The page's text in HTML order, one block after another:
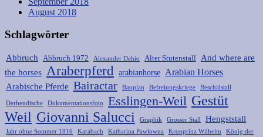
August 2018
Schlagwörter
Abbruch Abbruch 1972 Alexander Dehio Alter Stutenstall
And where are
the horses Araberpferd arabianhorse Arabian Horses
Arabische Pferde Bairactar Bauplan Befreiungskriege Beschälstall
Derbendische Dokumentationsfoto Esslingen-Weil Gestüt
Weil Giovanni Salucci Graphik Grosser Stall Hengststall
Jahr ohne Sommer 1816 Karabach Katharina Pawlowna Kronprinz Wilhelm König der